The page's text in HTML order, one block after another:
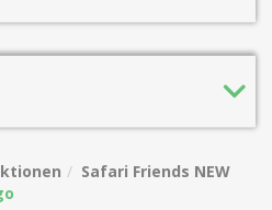
Safari Friends NEW